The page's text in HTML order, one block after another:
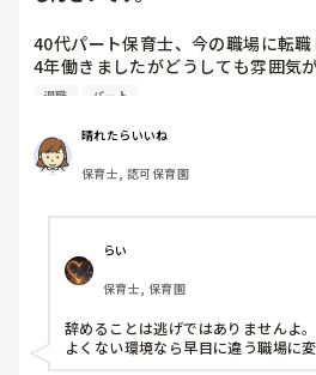
40代パート保育士、今の職場に転職
4年働きましたがどうしても雰囲気
退職しようと思っています。
周りの職員は、勤続10年以上から何
どです。
保護者子どもの愚痴悪口が多く、
今で言う不適切保育も
仕方ないよね
もう何も言わずに
子どもの言いなりになればいいんだね
などいう意見で…
上の先生に相談することは難しそう
退職 パート
晴れたらいいね
保育士, 認可保育園
らい
保育士, 保育園
辞めることは逃げではありませんよ。
よくない環境なら早目に違う職場に